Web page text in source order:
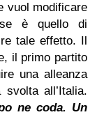
vuol modificare
è quello di
tale effetto. Il
il primo partito
una alleanza
all’Italia.
ne coda. Un